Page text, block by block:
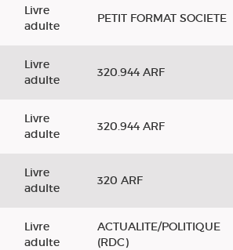
Livre
adulte
PETIT FORMAT SOCIETE
Livre
adulte
320.944 ARF
Livre
adulte
320.944 ARF
Livre
adulte
320 ARF
Livre
adulte
ACTUALITE/POLITIQUE
(RDC)